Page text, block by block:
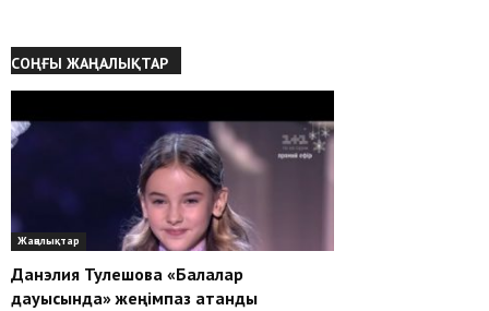
СОҢҒЫ ЖАҢАЛЫҚТАР
Жаңалықтар
Данэлия Тулешова «Балалар
дауысында» жеңімпаз атанды